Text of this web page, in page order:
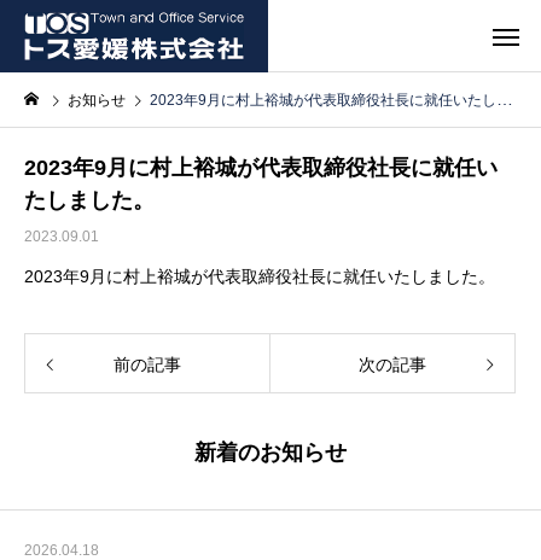
お知らせ 2023年9月に村上裕城が代表取締役社長に就任いたしました。
2023年9月に村上裕城が代表取締役社長に就任い
たしました。
2023.09.01
2023年9月に村上裕城が代表取締役社長に就任いたしました。
前の記事 次の記事
新着のお知らせ
2026.04.18